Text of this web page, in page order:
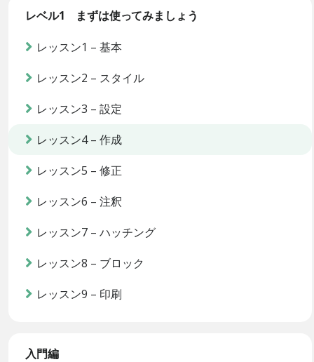
レベル1 まずは使ってみましょう
レッスン1 – 基本
レッスン2 – スタイル
レッスン3 – 設定
レッスン4 – 作成
レッスン5 – 修正
レッスン6 – 注釈
レッスン7 – ハッチング
レッスン8 – ブロック
レッスン9 – 印刷
入門編